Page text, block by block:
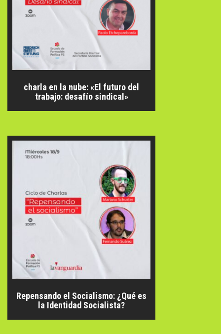
charla en la nube: «El futuro del
trabajo: desafío sindical»
Repensando el Socialismo: ¿Qué es
la Identidad Socialista?